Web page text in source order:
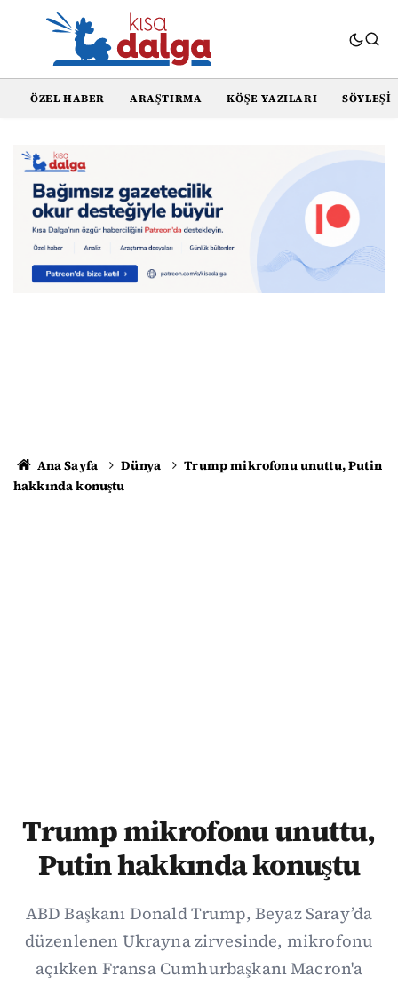
ÖZEL HABER ARAŞTIRMA KÖŞE YAZILARI SÖYLEŞI
Ana Sayfa Dünya
Trump mikrofonu unuttu, Putin
hakkında konuştu
Trump mikrofonu unuttu,
Putin hakkında konuştu
ABD Başkanı Donald Trump, Beyaz Saray’da
düzenlenen Ukrayna zirvesinde, mikrofonu
açıkken Fransa Cumhurbaşkanı Macron'a